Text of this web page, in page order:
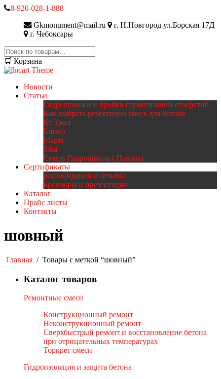
8-920-028-1-888
Gkmonument@mail.ru
г. Н.Новгород ул.Борская 17Д
г. Чебоксары
Искать:
🛒 Корзина
Новости
Статьи
Гидрошпонки и пробки герметизации отверстий
Как выбрать ремонтную смесь для бетона
Кт Трон
Emaco
Mapei
Sika
Смеси Гидропаколь ( Паколь)
Сертификаты
рекомендации и отзывы
Брошюры и презентации
Каталог
Прайс листы
Контакты
шовный
Главная / Товары с меткой “шовный”
Каталог товаров
Ремонтные смеси
Конструкционный ремонт
Неконструкционный ремонт
Сверхбыстрый ремонт и восстановление бетона
при отрицательных температурах
Торкрет смеси
Гидроизоляция и защита бетона